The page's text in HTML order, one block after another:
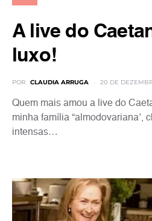
A live do
luxo!
POR CLAUDIA ARRUGA 20 DE
Quem mais amou a live do
minha família “almodovariana’,
intensas…